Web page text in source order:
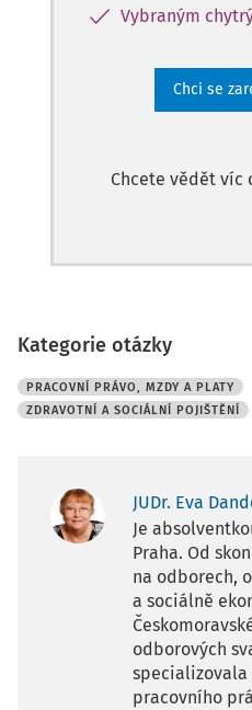
Vybraným
Chci se
Chcete vědět víc
Kategorie otázky
PRACOVNÍ PRÁVO, MZDY A PLATY
ZDRAVOTNÍ A SOCIÁLNÍ POJIŠTĚNÍ
JUDr. Eva
Je
Praha. Od
na odborech,
a sociálně
odborových
pracovního